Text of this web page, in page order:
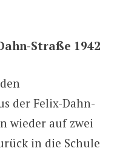
Straße 1942
der Felix-Dahn-
wieder auf zwei
in die Schule